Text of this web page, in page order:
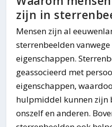
zijn in
Mensen zijn al
sterrenbeelden
eigenschappen.
geassocieerd met
eigenschappen,
hulpmiddel kunnen zijn
onszelf en anderen.